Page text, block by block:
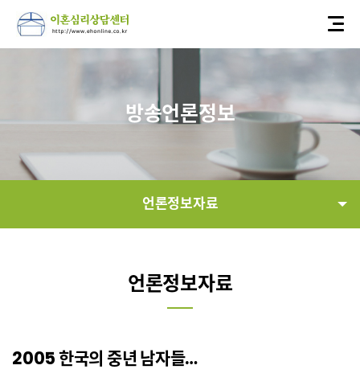
방송언론정보
언론정보자료
언론정보자료
정보공개
언론정보자료
2005 한국의 중년 남자들…